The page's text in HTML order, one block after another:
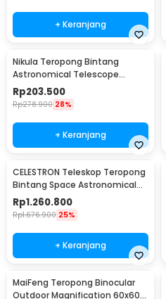
+ Keranjang
Nikula Teropong Bintang
Astronomical Telescope
360/50mm 90x - F36050
Rp203.500
Rp278.900 28%
+ Keranjang
CELESTRON Teleskop Teropong
Bintang Space Astronomical
80mm - SCTW-80
Rp1.260.800
Rp1.676.900 25%
+ Keranjang
MaiFeng Teropong Binocular
Outdoor Magnification 60x60